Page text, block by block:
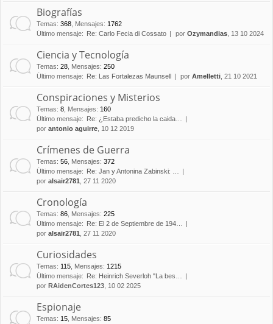
Biografías
Temas: 368 Mensajes: 1762
Último mensaje:
Re: Carlo Fecia di Cossato por Ozymandias , 13 10 2024
Ciencia y Tecnología
Temas: 28 Mensajes: 250
Último mensaje:
Re: Las Fortalezas Maunsell por Amelletti , 21 10 2021
Conspiraciones y Misterios
Temas: 8 Mensajes: 160
Último mensaje:
Re: ¿Estaba predicho la caida…
por antonio aguirre , 10 12 2019
Crímenes de Guerra
Temas: 56 Mensajes: 372
Último mensaje:
Re: Jan y Antonina Zabinski: …
por alsair2781 , 27 11 2020
Cronología
Temas: 86 Mensajes: 225
Último mensaje:
Re: El 2 de Septiembre de 194…
por alsair2781 , 27 11 2020
Curiosidades
Temas: 115 Mensajes: 1215
Último mensaje:
Re: Heinrich Severloh "La bes…
por RAidenCortes123 , 10 02 2025
Espionaje
Temas: 15 Mensajes: 85